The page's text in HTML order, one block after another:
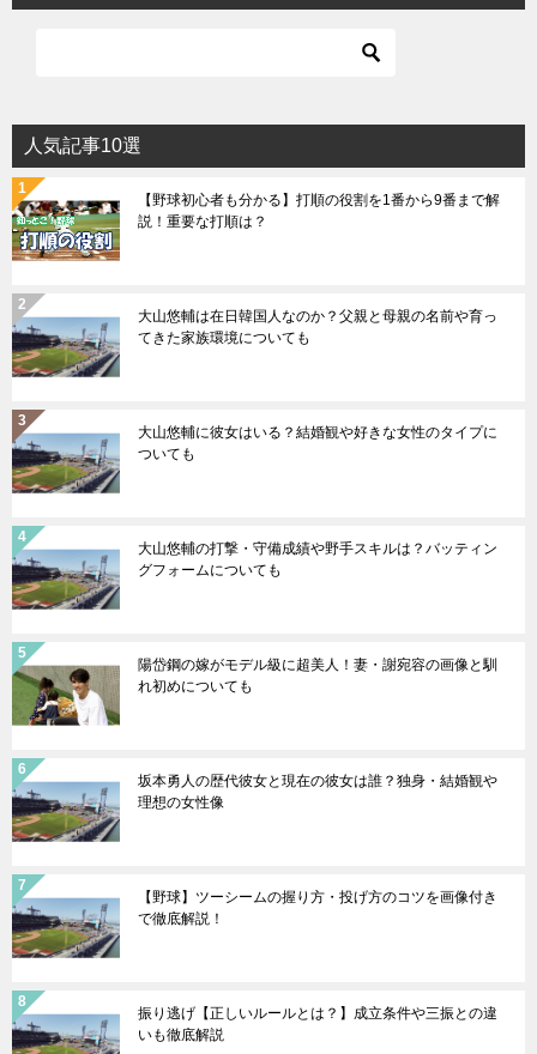
人気記事10選
【野球初心者も分かる】打順の役割を1番から9番まで解
説！重要な打順は？
大山悠輔は在日韓国人なのか？父親と母親の名前や育っ
てきた家族環境についても
大山悠輔に彼女はいる？結婚観や好きな女性のタイプに
ついても
大山悠輔の打撃・守備成績や野手スキルは？バッティン
グフォームについても
陽岱鋼の嫁がモデル級に超美人！妻・謝宛容の画像と馴
れ初めについても
坂本勇人の歴代彼女と現在の彼女は誰？独身・結婚観や
理想の女性像
【野球】ツーシームの握り方・投げ方のコツを画像付き
で徹底解説！
振り逃げ【正しいルールとは？】成立条件や三振との違
いも徹底解説